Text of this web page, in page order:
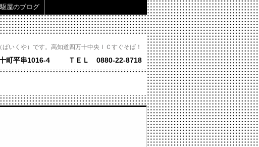
いくや）です。高知道四万十中央ＩＣすぐそば！
町平串1016-4 ＴＥＬ 0880-22-8718
屋のブログ